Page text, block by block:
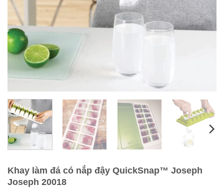
Khay làm đá có nắp đậy QuickSnap™ Joseph
Joseph 20018